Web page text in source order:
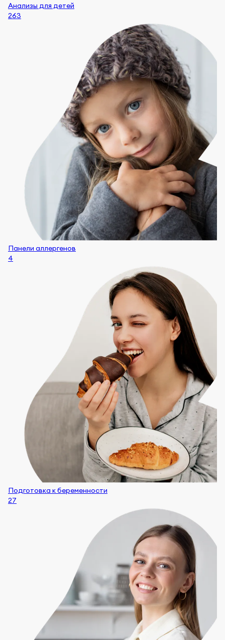
Анализы для детей
263
Панели аллергенов
4
Подготовка к беременности
27